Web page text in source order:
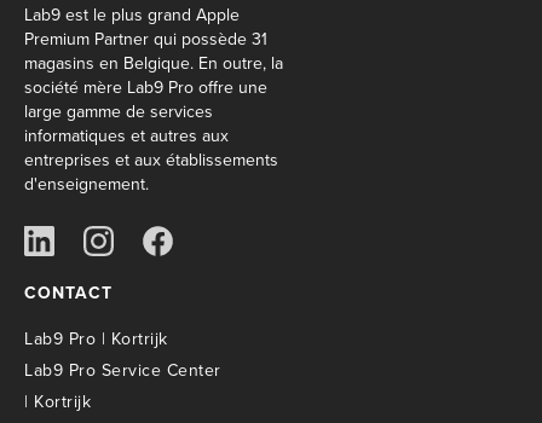
Lab9 est le plus grand Apple
Premium Partner qui possède 31
magasins en Belgique. En outre, la
société mère Lab9 Pro offre une
large gamme de services
informatiques et autres aux
entreprises et aux établissements
d'enseignement.
CONTACT
Lab9 Pro | Kortrijk
Lab9 Pro Service Center
| Kortrijk